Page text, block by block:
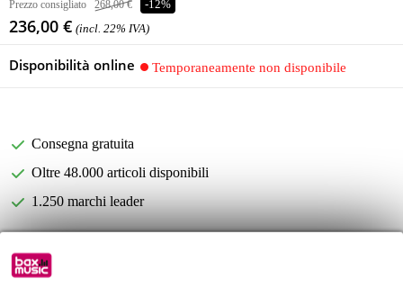
Prezzo consigliato 268,00 € -12%
236,00 € (incl. 22% IVA)
Disponibilità online Temporaneamente non disponibile
Consegna gratuita
Oltre 48.000 articoli disponibili
1.250 marchi leader
Informazioni sul prodotto